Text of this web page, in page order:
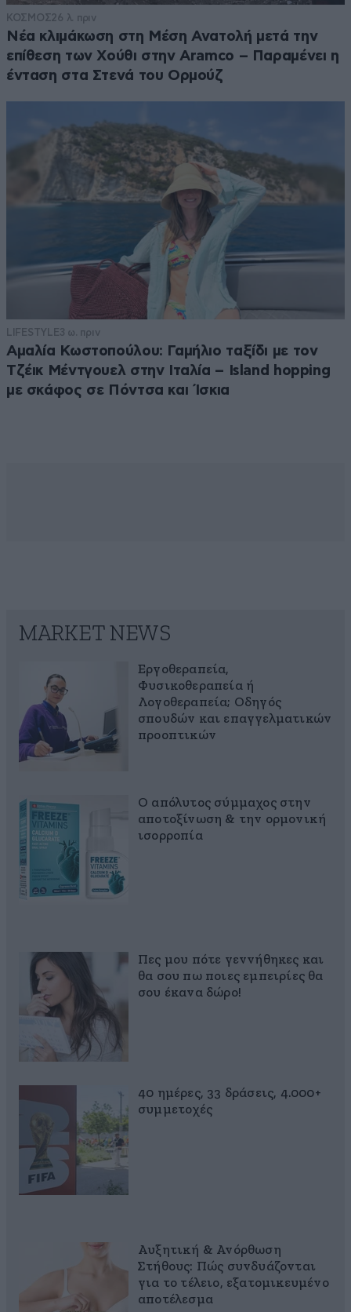
ΚΟΣΜΟΣ26 λ. πριν
Νέα κλιμάκωση στη Μέση Ανατολή μετά την
επίθεση των Χούθι στην Aramco – Παραμένει η
ένταση στα Στενά του Ορμούζ
LIFESTYLE3 ω. πριν
Αμαλία Κωστοπούλου: Γαμήλιο ταξίδι με τον
Τζέικ Μέντγουελ στην Ιταλία – Island hopping
με σκάφος σε Πόντσα και Ίσκια
MARKET NEWS
Εργοθεραπεία,
Φυσικοθεραπεία ή
Λογοθεραπεία; Οδηγός
σπουδών και επαγγελματικών
προοπτικών
Ο απόλυτος σύμμαχος στην
αποτοξίνωση & την ορμονική
ισορροπία
Πες μου πότε γεννήθηκες και
θα σου πω ποιες εμπειρίες θα
σου έκανα δώρο!
40 ημέρες, 33 δράσεις, 4.000+
συμμετοχές
Αυξητική & Ανόρθωση
Στήθους: Πώς συνδυάζονται
για το τέλειο, εξατομικευμένο
αποτέλεσμα